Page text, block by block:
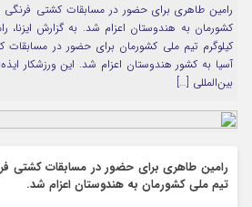
مرا به خاطر بسپار
رامین طاهری برای حضور در مسابقات کشتی فرنگی
کیلوگرم تیم ملی کشورمان برای حضور در مسابقات
آسیا به کشور هندوستان اعزام شد. این ورزشکار
بین‌المللی […]
رامین طاهری برای حضور در مسابقات کشتی
تیم ملی کشورمان به هندوستان اعزام شد.